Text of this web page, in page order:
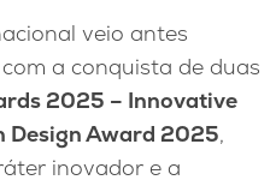
veio antes
a conquista de duas
2025 – Innovative
Design Award 2025,
inovador e a